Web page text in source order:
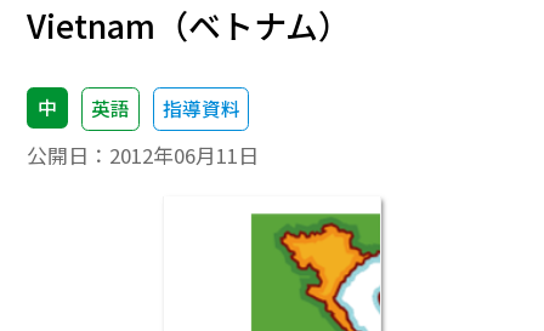
Vietnam（ベトナム）
中 英語 指導資料
公開日： 2012年06月11日